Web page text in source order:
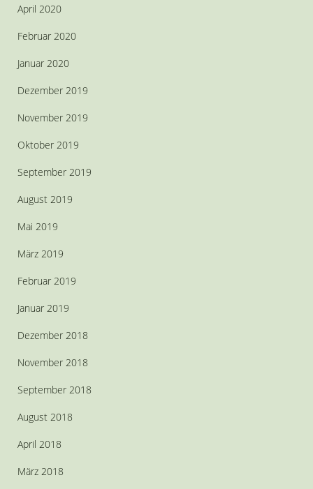
April 2020
Februar 2020
Januar 2020
Dezember 2019
November 2019
Oktober 2019
September 2019
August 2019
Mai 2019
März 2019
Februar 2019
Januar 2019
Dezember 2018
November 2018
September 2018
August 2018
April 2018
März 2018